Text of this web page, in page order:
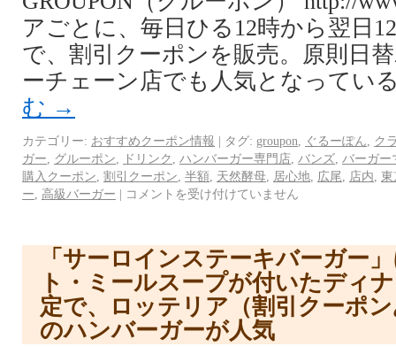
アごとに、毎日ひる12時から翌日
で、割引クーポンを販売。原則日
ーチェーン店でも人気となってい
む →
カテゴリー: おすすめクーポン情報 | タグ: groupon ぐるーぽん
ク
ガー
グルーポン ドリンク ハンバーガー専門店 バンズ バーガー
購入クーポン 割引クーポン 半額 天然酵母 居心地 広尾 店内 東
ー
高級バーガー | コメントを受け付けていません
「サーロインステーキバーガー
ト・ミールスープが付いたディ
定で、ロッテリア（割引クーポ
のハンバーガーが人気